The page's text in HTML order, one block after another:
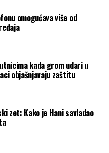
omogućava više od
kada grom udari u
objašnjavaju zaštitu
zet: Kako je Hani savladao